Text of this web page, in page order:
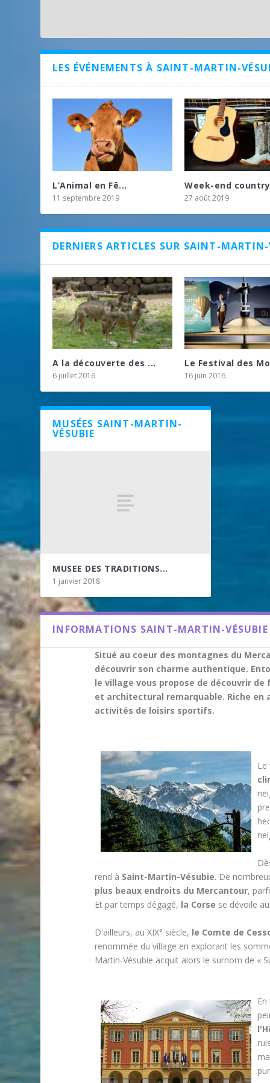
LES ÉVÉNEMENTS À SAINT-MARTIN-
L’Animal en Fê...
11 septembre 2019
Week-end country
27 août 2019
DERNIERS ARTICLES SUR SAINT-MARTIN-
A la découverte des ...
6 juillet 2016
Le Festival des
16 juin 2016
MUSÉES SAINT-MARTIN-
VÉSUBIE
MUSEE DES TRADITIONS...
1 janvier 2018
INFORMATIONS SAINT-MARTIN-VÉSUBIE
Situé au coeur des montagnes du
découvrir son charme authentique.
le village vous propose de découvrir
et architectural remarquable. Riche en
activités de loisirs sportifs.
rend à Saint-Martin-Vésubie. De
plus beaux endroits du Mercantour,
Et par temps dégagé, la Corse se dévoile
D'ailleurs, au XIX° siècle, le Comte de
renommée du village en explorant les
Martin-Vésubie acquit alors le surnom de «